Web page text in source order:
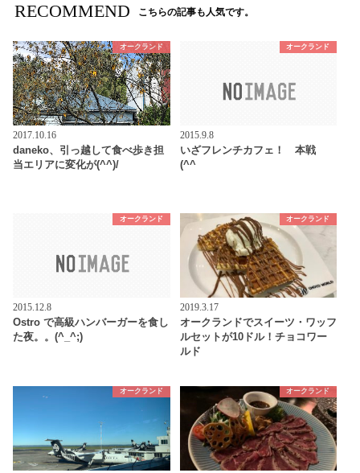
RECOMMEND こちらの記事も人気です。
オークランド
2017.10.16
daneko、引っ越して食べ歩き担
当エリアに変化が(^^)/
オークランド
2015.9.8
いざフレンチカフェ！ 本戦
(^^ゞ
オークランド
2015.12.8
Ostro で高級ハンバーガーを食し
た夜。。(^_^;)
オークランド
2019.3.17
オークランドでスイーツ・ワッフ
ルセットが10ドル！チョコワー
ルド
オークランド オークランド